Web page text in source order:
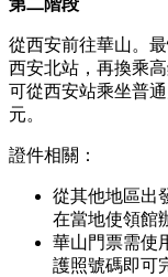
第二階段
從西安前往華山。
西安北站，再換乘
可從西安站乘坐普
元。
證件相關：
從其他地區出
在當地使領館
華山門票需使
護照號碼即可